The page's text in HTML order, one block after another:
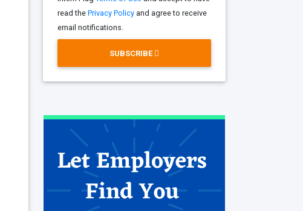
read the Privacy Policyand agree to receive
email notifications.
SUBSCRIBE